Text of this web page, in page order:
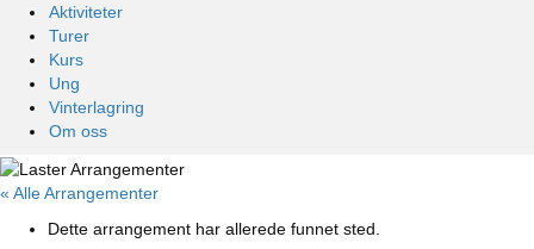
Aktiviteter
Turer
Kurs
Ung
Vinterlagring
Om oss
« Alle Arrangementer
Dette arrangement har allerede funnet sted.